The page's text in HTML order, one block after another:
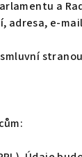
a
adresa, e-